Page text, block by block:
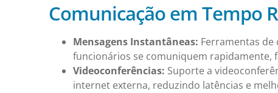
Comunicação em Tempo
Mensagens Instantâneas: Ferramentas
funcionários se comuniquem rapidamente,
Videoconferências: Suporte a
internet externa, reduzindo latências e